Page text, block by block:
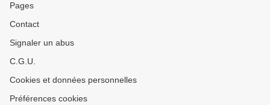
Pages
Contact
Signaler un abus
C.G.U.
Cookies et données personnelles
Préférences cookies